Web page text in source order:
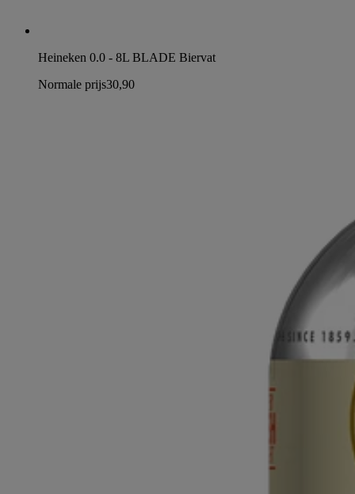
Heineken 0.0 - 8L BLADE Biervat
Normale prijs30,90